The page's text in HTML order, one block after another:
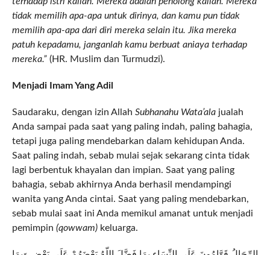
tidak memilih apa-apa untuk dirinya, dan kamu pun tidak
memilih apa-apa dari diri mereka selain itu. Jika mereka
patuh kepadamu, janganlah kamu berbuat aniaya terhadap
mereka.”(HR. Muslim dan Turmudzi).
Menjadi Imam Yang Adil
Saudaraku, dengan izin Allah Subhanahu Wata’alajualah
Anda sampai pada saat yang paling indah, paling bahagia,
tetapi juga paling mendebarkan dalam kehidupan Anda.
Saat paling indah, sebab mulai sejak sekarang cinta tidak
lagi berbentuk khayalan dan impian. Saat yang paling
bahagia, sebab akhirnya Anda berhasil mendampingi
wanita yang Anda cintai. Saat yang paling mendebarkan,
sebab mulai saat ini Anda memikul amanat untuk menjadi
pemimpin (qowwam)keluarga.